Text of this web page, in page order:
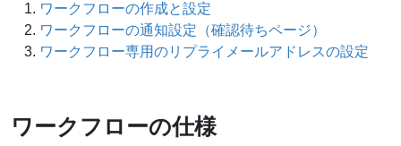
ワークフローの作成と設定
ワークフローの通知設定（確認待ちページ）
ワークフロー専用のリプライメールアドレスの設定
ワークフローの仕様